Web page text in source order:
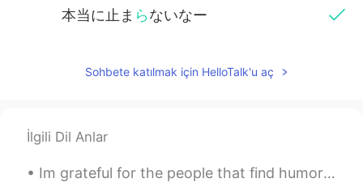
本当に止ま らないなー
Sohbete katılmak için HelloTalk'u aç
İlgili Dil Anlar
Im grateful for the people that find humor in even the hardest of times. Take in Joy whenever you...